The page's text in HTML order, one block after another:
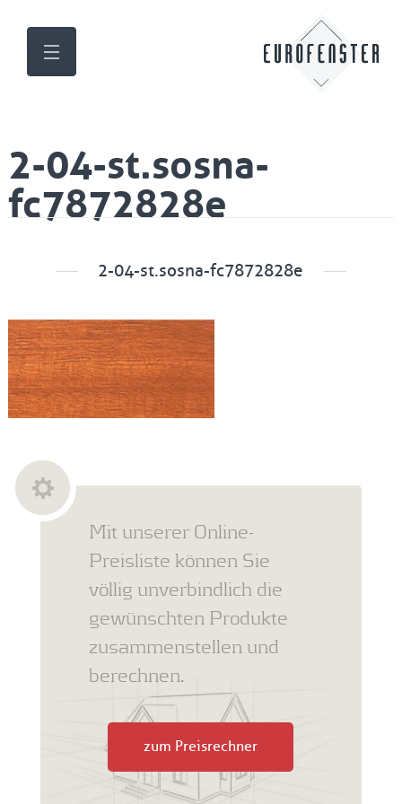
2-04-st.sosna-
fc7872828e
2-04-st.sosna-fc7872828e
Mit unserer Online-
Preisliste können Sie
völlig unverbindlich die
gewünschten Produkte
zusammenstellen und
berechnen.
zum Preisrechner